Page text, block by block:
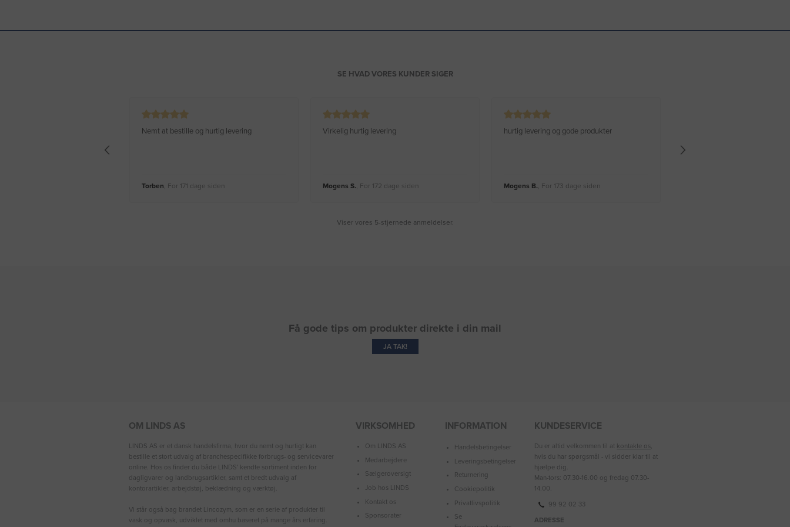
SE HVAD VORES KUNDER SIGER
Nemt at bestille og hurtig levering
Torben, For 171 dage siden
Virkelig hurtig levering
Mogens S., For 172 dage siden
hurtig levering og gode produkter
Mogens B., For 173 dage siden
Viser vores 5-stjernede anmeldelser.
Få gode tips om produkter direkte i din mail
JA TAK!
OM LINDS AS
LINDS AS er et dansk handelsfirma, hvor du nemt og hurtigt kan
bestille et stort udvalg af branchespecifikke forbrugs- og servicevarer
online. Hos os finder du både LINDS′ kendte sortiment inden for
dagligvarer og landbrugsartikler, samt et bredt udvalg af
kontorartikler, arbejdstøj, beklædning og værktøj.
Vi står også bag brandet Lincozym, som er en serie af produkter til
vask og opvask, udviklet med omhu baseret på mange års erfaring.
VIRKSOMHED
Om LINDS AS
Medarbejdere
Sælgeroversigt
Job hos LINDS
Kontakt os
Sponsorater
INFORMATION
Handelsbetingelser
Leveringsbetingelser
Returnering
Cookiepolitik
Privatlivspolitik
Se
KUNDESERVICE
Du er altid velkommen til at kontakte os,
hvis du har spørgsmål - vi sidder klar til at
hjælpe dig.
Man-tors: 07.30-16.00 og fredag 07.30-
14.00.
99 92 02 33
ADRESSE